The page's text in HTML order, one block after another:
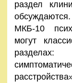
раздел
обсуждаются.
МКБ-10
могут
разделах: